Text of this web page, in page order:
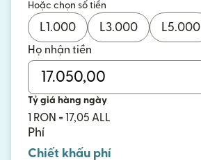
Hoặc chọn số tiền
L1.000 L3.000 L5.000
Họ nhận tiền
Tỷ giá hàng ngày
1 RON = 17,05 ALL
Phí
Chiết khấu phí